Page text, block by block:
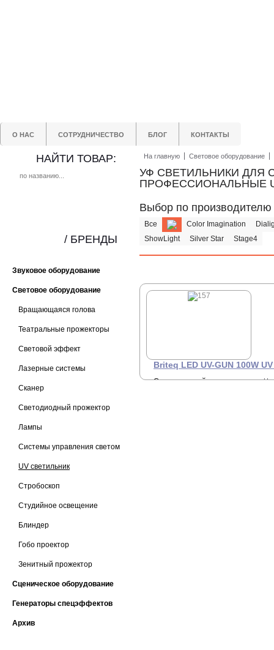
О НАС СОТРУДНИЧЕСТВО БЛОГ КОНТАКТЫ
НАЙТИ ТОВАР:
Звуковое оборудование
Световое оборудование
Вращающаяся голова
Театральные прожекторы
Световой эффект
Лазерные системы
Сканер
Светодиодный прожектор
Лампы
Системы управления светом
UV светильник
Стробоскоп
Студийное освещение
Блиндер
Гобо проектор
Зенитный прожектор
Сценическое оборудование
Генераторы спецэффектов
Архив
/ БРЕНДЫ
На главную Световое оборудование
УФ СВЕТИЛЬНИКИ ДЛЯ
ПРОФЕССИОНАЛЬНЫЕ
Выбор по производителю
Все Color Imagination
ShowLight
Silver Star Stage4
Briteq LED UV-GUN 100W
Светодиодный светильник